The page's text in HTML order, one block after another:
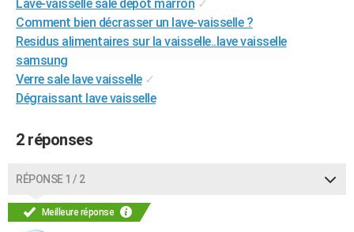
BONS PLANS
CARTE DE VOEUX
Carte de Noël
Carte Bonne année
Carte Saint-Valentin
Carte Pâques
Carte d'anniversaire
DICTIONNAIRE
S'inscrire
Se connecter
Lycées
Collèges
Primaires
Universités
Entreprises
Service militaire
Avis de recherche
FORUM
Lave-vaisselle sale dépôt marron ✓
Comment bien décrasser un lave-vaisselle ?
Residus alimentaires sur la vaisselle..lave vaisselle
samsung
Verre sale lave vaisselle ✓
Dégraissant lave vaisselle
2 réponses
RÉPONSE 1 / 2
Meilleure réponse